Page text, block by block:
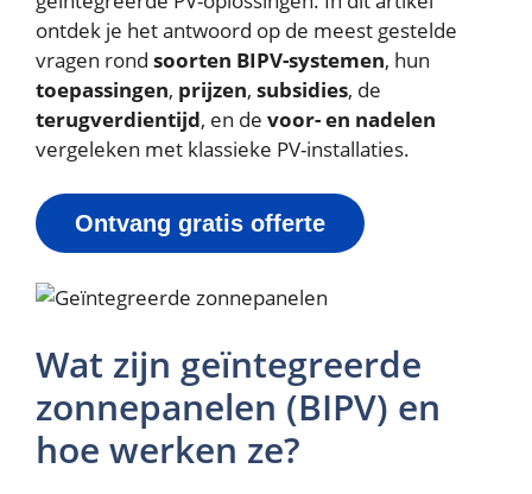
ontdek je het antwoord op de meest gestelde
vragen rond soorten BIPV-systemen, hun
toepassingen, prijzen, subsidies, de
terugverdientijd, en de voor- en nadelen
vergeleken met klassieke PV-installaties.
Ontvang gratis offerte
Wat zijn geïntegreerde
zonnepanelen (BIPV) en
hoe werken ze?